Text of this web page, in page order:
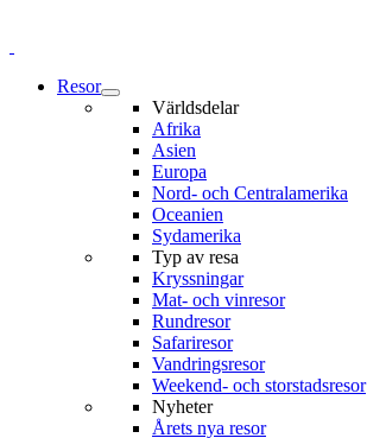
Resor
Världsdelar
Afrika
Asien
Europa
Nord- och Centralamerika
Oceanien
Sydamerika
Typ av resa
Kryssningar
Mat- och vinresor
Rundresor
Safariresor
Vandringsresor
Weekend- och storstadsresor
Nyheter
Årets nya resor